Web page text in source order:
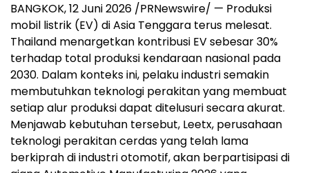
BANGKOK, 12 Juni 2026 /PRNewswire/ — Produksi
mobil listrik (EV) di Asia Tenggara terus melesat.
Thailand menargetkan kontribusi EV sebesar 30%
terhadap total produksi kendaraan nasional pada
2030. Dalam konteks ini, pelaku industri semakin
membutuhkan teknologi perakitan yang membuat
setiap alur produksi dapat ditelusuri secara akurat.
Menjawab kebutuhan tersebut, Leetx, perusahaan
teknologi perakitan cerdas yang telah lama
berkiprah di industri otomotif, akan berpartisipasi di